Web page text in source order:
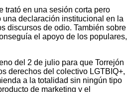
trató en una sesión corta pero
declaración institucional en la
discursos de odio. También sobre
el apoyo de los populares,
del 2 de julio para que Torrejón
derechos del colectivo LGTBIQ+,
a la totalidad sin ningún tipo
de marketing y el